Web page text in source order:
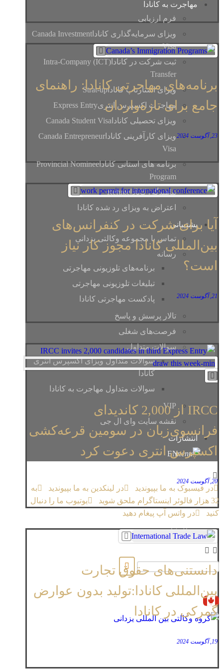
مهاجرت به کانادا
فرم ارزیابی
ویزای سرمایه‌گذاری کانادا Canada Investment
Visa
ثبت شرکت در کانادا
(ICT) Intra-Company
Transfer
ویزای استارتاپ کاناداStrat-up
مهاجرت اکسپرس انتریExpress Entry
ویزای تحصیلی کانادا Canada Student Visa
ویزای کارآفرینی کانادا Canada Entrepreneur
Visa
برنامه های استانی کاناداProvincial Nominee
Program
پناهندگی کانادا Refuge
اعتراض به ویزای رد شده کانادا
پشتیبانی
تماس با مجموعه وکالتی یزدانی
رسانه
برنامه‎‌های تلوزیونی مهاجرتی
تبلیغات تلوزیونی مهاجرتی
پادکست مهاجرتی کانادا
تالار پرسش و پاسخ
فرصت‌‌های شغلی
سوالات متداول
سوالات متداول ویزای اکسپرس انتری
کانادا
سوالات متداول مهاجرت به کانادا
VIP
نقشه سایت وای ال جی
انتشارات
EN
در فیسبوک به ما بپیوندید در لینکدین به ما بپیوندید
به
32 هزار فالوئر اینستاگرام ملحق شوید
یوتیوب ما را دنبال
کنید
در واتس آپ پیغام دهید
برنامه‌های مهاجرتی کانادا: راهنمای
جامع برای تازه‌واردان
23, آگوست 2024
آیا برای شرکت در کنفرانس‌های
بین‌المللی کانادا مجوز کار نیاز
است؟
21, آگوست 2024
IRCC از 2,000 کاندیدای
فرانسوی‌زبان در سومین قرعه‌کشی
اکسپرس انتری دعوت کرد
20, آگوست 2024
دانستنی‌های حقوق تجارت
بین‌المللی کانادا:تولید بدون عوارض
گمرکی در کانادا
19, آگوست 2024